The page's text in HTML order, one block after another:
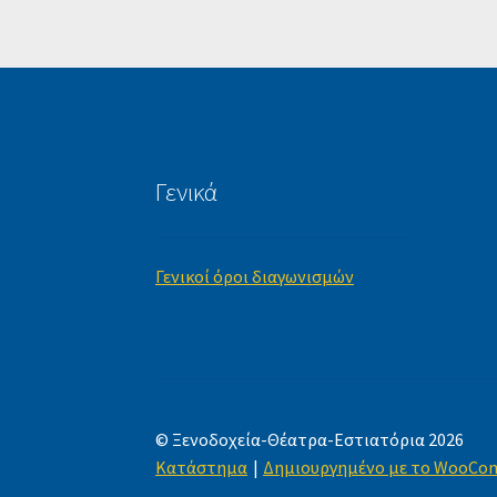
Γενικά
Γενικοί όροι διαγωνισμών
© Ξενοδοχεία-Θέατρα-Εστιατόρια 2026
Κατάστημα
Δημιουργημένο με το